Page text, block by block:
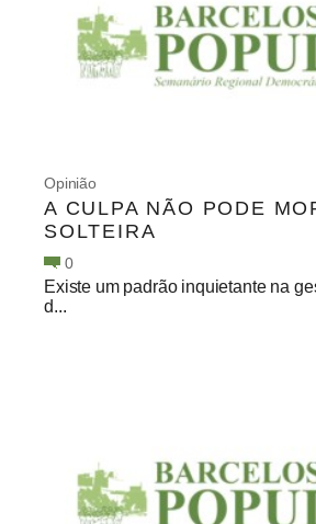
Opinião
A CULPA NÃO PODE
SOLTEIRA
0
Existe um padrão inquietante na
d...